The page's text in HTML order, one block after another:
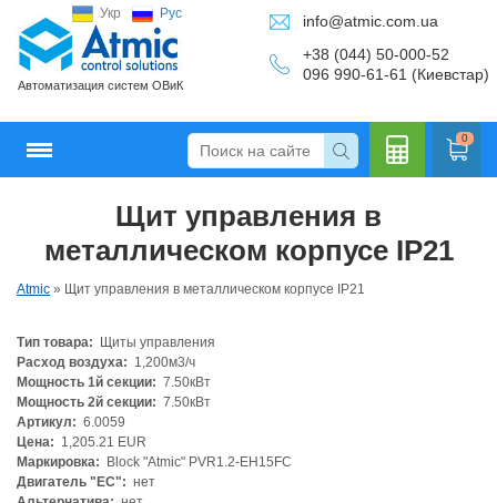
Укр Рус
Автоматизация систем ОВиК
info@atmic.com.ua
+38 (044) 50-000-52
096 990-61-61 (Киевстар)
0
Щит управления в
металлическом корпусе IP21
Atmic » Щит управления в металлическом корпусе IP21
Тип товара:
Щиты управления
Расход воздуха: 1,200м3/ч
Мощность 1й секции: 7.50кВт
Мощность 2й секции: 7.50кВт
Артикул: 6.0059
Цена: 1,205.21 EUR
Маркировка:
Block "Atmic" PVR1.2-EH15FC
Двигатель "ЕС": нет